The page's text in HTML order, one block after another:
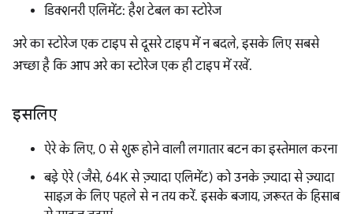
डिक्शनरी एलिमेंट: हैश टेबल का स्टोरेज
अरे का स्टोरेज एक टाइप से दूसरे टाइप में न बदले, इसके लिए सबसे
अच्छा है कि आप अरे का स्टोरेज एक ही टाइप में रखें.
इसलिए
ऐरे के लिए, 0 से शुरू होने वाली लगातार बटन का इस्तेमाल करना
बड़े ऐरे (जैसे, 64K से ज़्यादा एलिमेंट) को उनके ज़्यादा से ज़्यादा
साइज़ के लिए पहले से न तय करें. इसके बजाय, ज़रूरत के हिसाब